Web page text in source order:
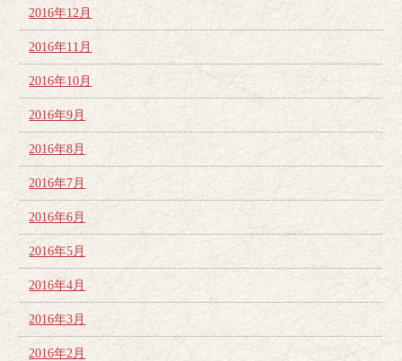
2016年12月
2016年11月
2016年10月
2016年9月
2016年8月
2016年7月
2016年6月
2016年5月
2016年4月
2016年3月
2016年2月